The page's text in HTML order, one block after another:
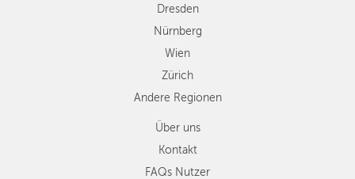
Dresden
Nürnberg
Wien
Zürich
Andere Regionen
Über uns
Kontakt
FAQs Nutzer